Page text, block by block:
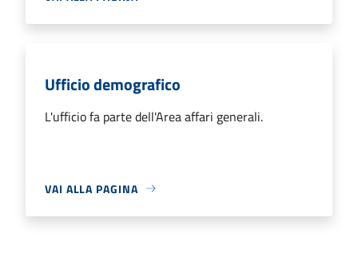
Ufficio demografico
L'ufficio fa parte dell'Area affari generali.
VAI ALLA PAGINA